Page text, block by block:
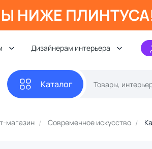
НИЖЕ
Дизайнерам интерьера
Каталог
магазин Современное искусство